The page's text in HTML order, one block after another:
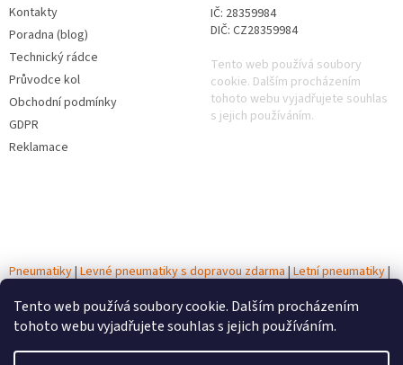
Tento web používá soubory cookie. Dalším procházením
tohoto webu vyjadřujete souhlas s jejich používáním.
Kontakty
Poradna (blog)
Technický rádce
Průvodce kol
Obchodní podmínky
GDPR
Reklamace
IČ: 28359984
DIČ: CZ28359984
Tento web používá soubory
cookie. Dalším procházením
tohoto webu vyjadřujete souhlas
s jejich používáním.
Pneumatiky|Levné pneumatiky s dopravou zdarma|Letní pneumatiky|
Autobaterie